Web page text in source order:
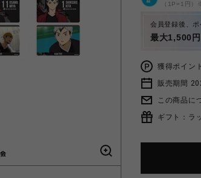
（1P=1円）
会員登録後、
最大1,500
獲得ポイン
販売期間
この商品に
ギフト：ラ